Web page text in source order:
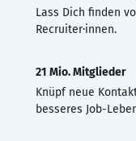
Lass Dich finden
Recruiter·innen.
21 Mio. Mitglieder
Knüpf neue
besseres Job-